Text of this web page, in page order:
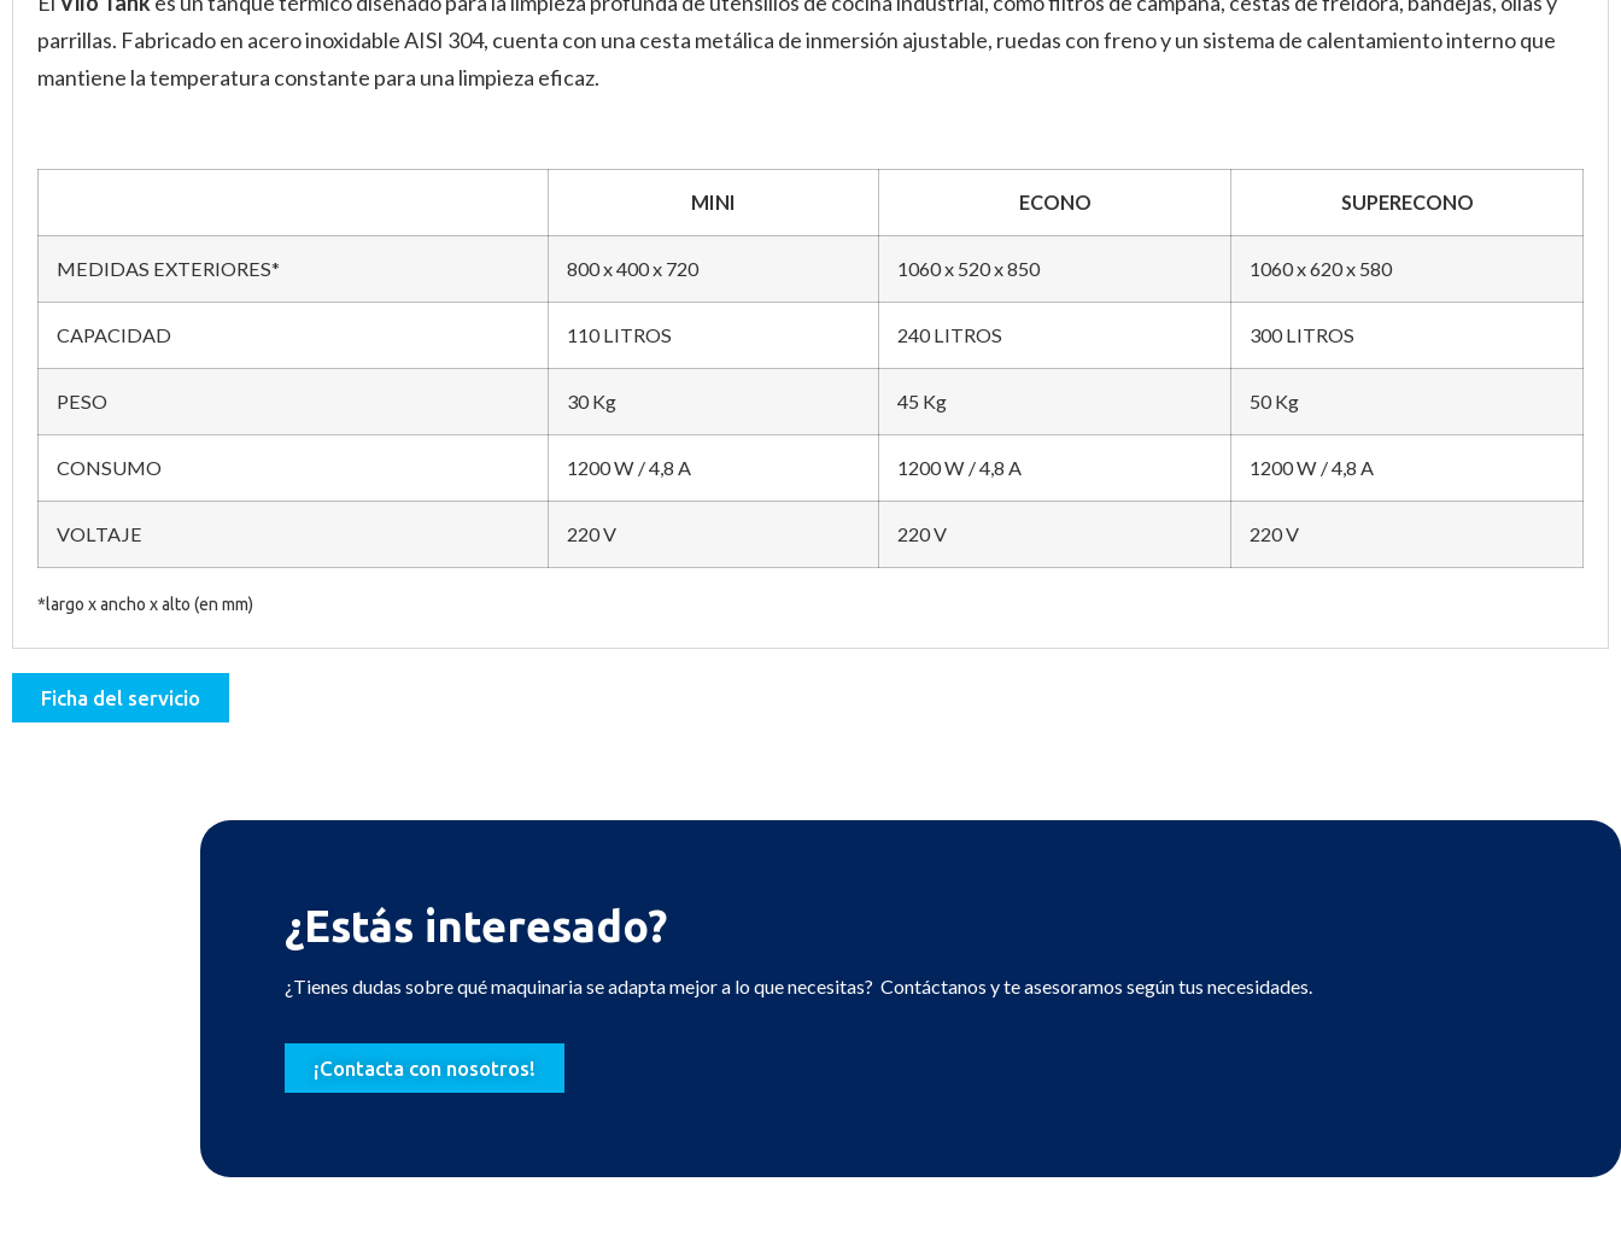
parrillas. Fabricado en acero inoxidable AISI 304, cuenta con una cesta metálica de inmersión ajustable, ruedas con freno y un sistema de calentamiento interno que
mantiene la temperatura constante para una limpieza eficaz.
MINI ECONO SUPERECONO
MEDIDAS EXTERIORES* 800 x 400 x 720 1060 x 520 x 850 1060 x 620 x 580
CAPACIDAD 110 LITROS 240 LITROS 300 LITROS
PESO 30 Kg 45 Kg 50 Kg
CONSUMO 1200 W / 4,8 A 1200 W / 4,8 A 1200 W / 4,8 A
VOLTAJE 220 V 220 V 220 V
*largo x ancho x alto (en mm)
Ficha del servicio
¿Estás interesado?
¿Tienes dudas sobre qué maquinaria se adapta mejor a lo que necesitas? Contáctanos y te asesoramos según tus necesidades.
¡Contacta con nosotros!